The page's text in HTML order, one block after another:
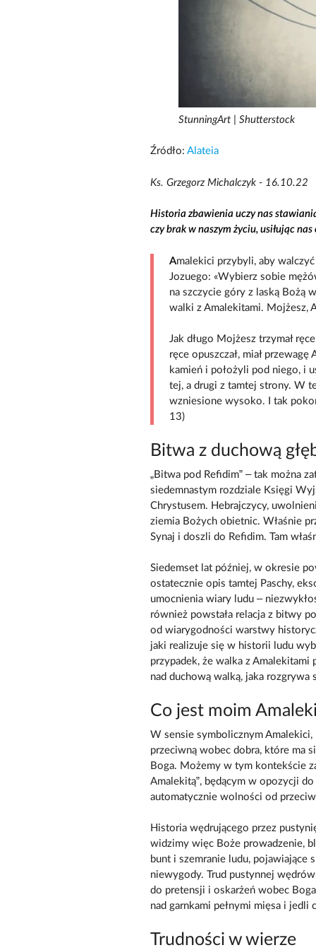
StunningArt | Shutterstock
Źródło: Alateia
Ks. Grzegorz Michalczyk - 16.10.22
Historia zbawienia uczy nas
czy brak w naszym życiu, usiłując
Amalekici przybyli, aby
Jozuego: «Wybierz sobie
na szczycie góry z laską Bożą
walki z Amalekitami. Mojżesz,
Jak długo Mojżesz trzymał
ręce opuszczał, miał
kamień i położyli pod niego, i
tej, a drugi z tamtej strony. W
wzniesione wysoko. I tak
13)
Bitwa z duchową
„Bitwa pod Refidim” – tak można
siedemnastym rozdziale Księgi
Chrystusem. Hebrajczycy,
ziemia Bożych obietnic. Właśnie
Synaj i doszli do Refidim. Tam
Siedemset lat później, w okresie
ostatecznie opis tamtej Paschy,
umocnienia wiary ludu –
również powstała relacja z bitwy
od wiarygodności warstwy
jaki realizuje się w historii ludu
przypadek, że walka z
nad duchową walką, jaka rozgrywa
Co jest moim
W sensie symbolicznym
przeciwną wobec dobra, które ma
Boga. Możemy w tym kontekście
Amalekitą”, będącym w opozycji
automatycznie wolności od
Historia wędrującego przez
widzimy więc Boże prowadzenie,
bunt i szemranie ludu, pojawiające
niewygody. Trud pustynnej
do pretensji i oskarżeń wobec
nad garnkami pełnymi mięsa i jedli
Trudności w wierze